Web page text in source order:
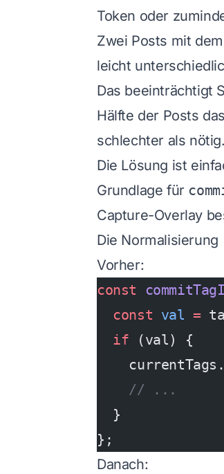
Token oder
Zwei Posts mit
leicht
Das beeinträchtigt
Hälfte der Posts
schlechter als nötig.
Die Lösung ist
Grundlage für
Capture-Overlay
Die Normalisierung
Vorher:
const
  const
val =
  if
(val) {
    currentTags.
    // ...
  }
};
Danach: